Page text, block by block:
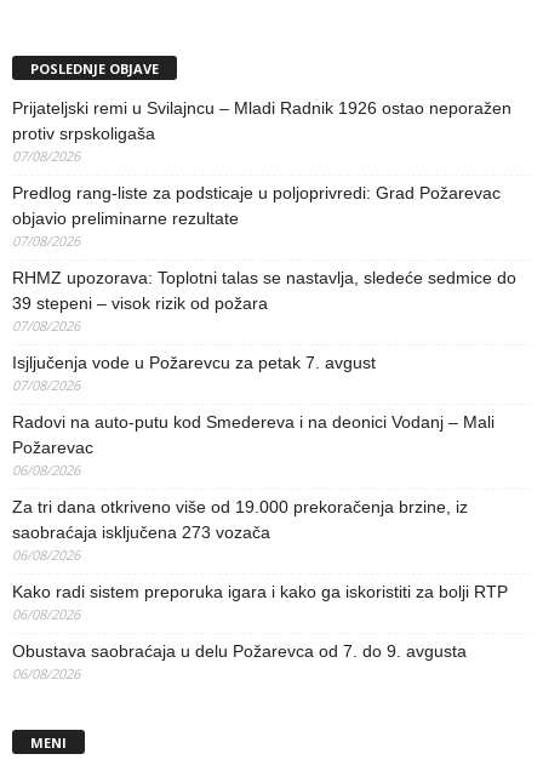
POSLEDNJE OBJAVE
Prijateljski remi u Svilajncu – Mladi Radnik 1926 ostao neporažen
protiv srpskoligaša
07/08/2026
Predlog rang-liste za podsticaje u poljoprivredi: Grad Požarevac
objavio preliminarne rezultate
07/08/2026
RHMZ upozorava: Toplotni talas se nastavlja, sledeće sedmice do
39 stepeni – visok rizik od požara
07/08/2026
Isjljučenja vode u Požarevcu za petak 7. avgust
07/08/2026
Radovi na auto-putu kod Smedereva i na deonici Vodanj – Mali
Požarevac
06/08/2026
Za tri dana otkriveno više od 19.000 prekoračenja brzine, iz
saobraćaja isključena 273 vozača
06/08/2026
Kako radi sistem preporuka igara i kako ga iskoristiti za bolji RTP
06/08/2026
Obustava saobraćaja u delu Požarevca od 7. do 9. avgusta
06/08/2026
MENI